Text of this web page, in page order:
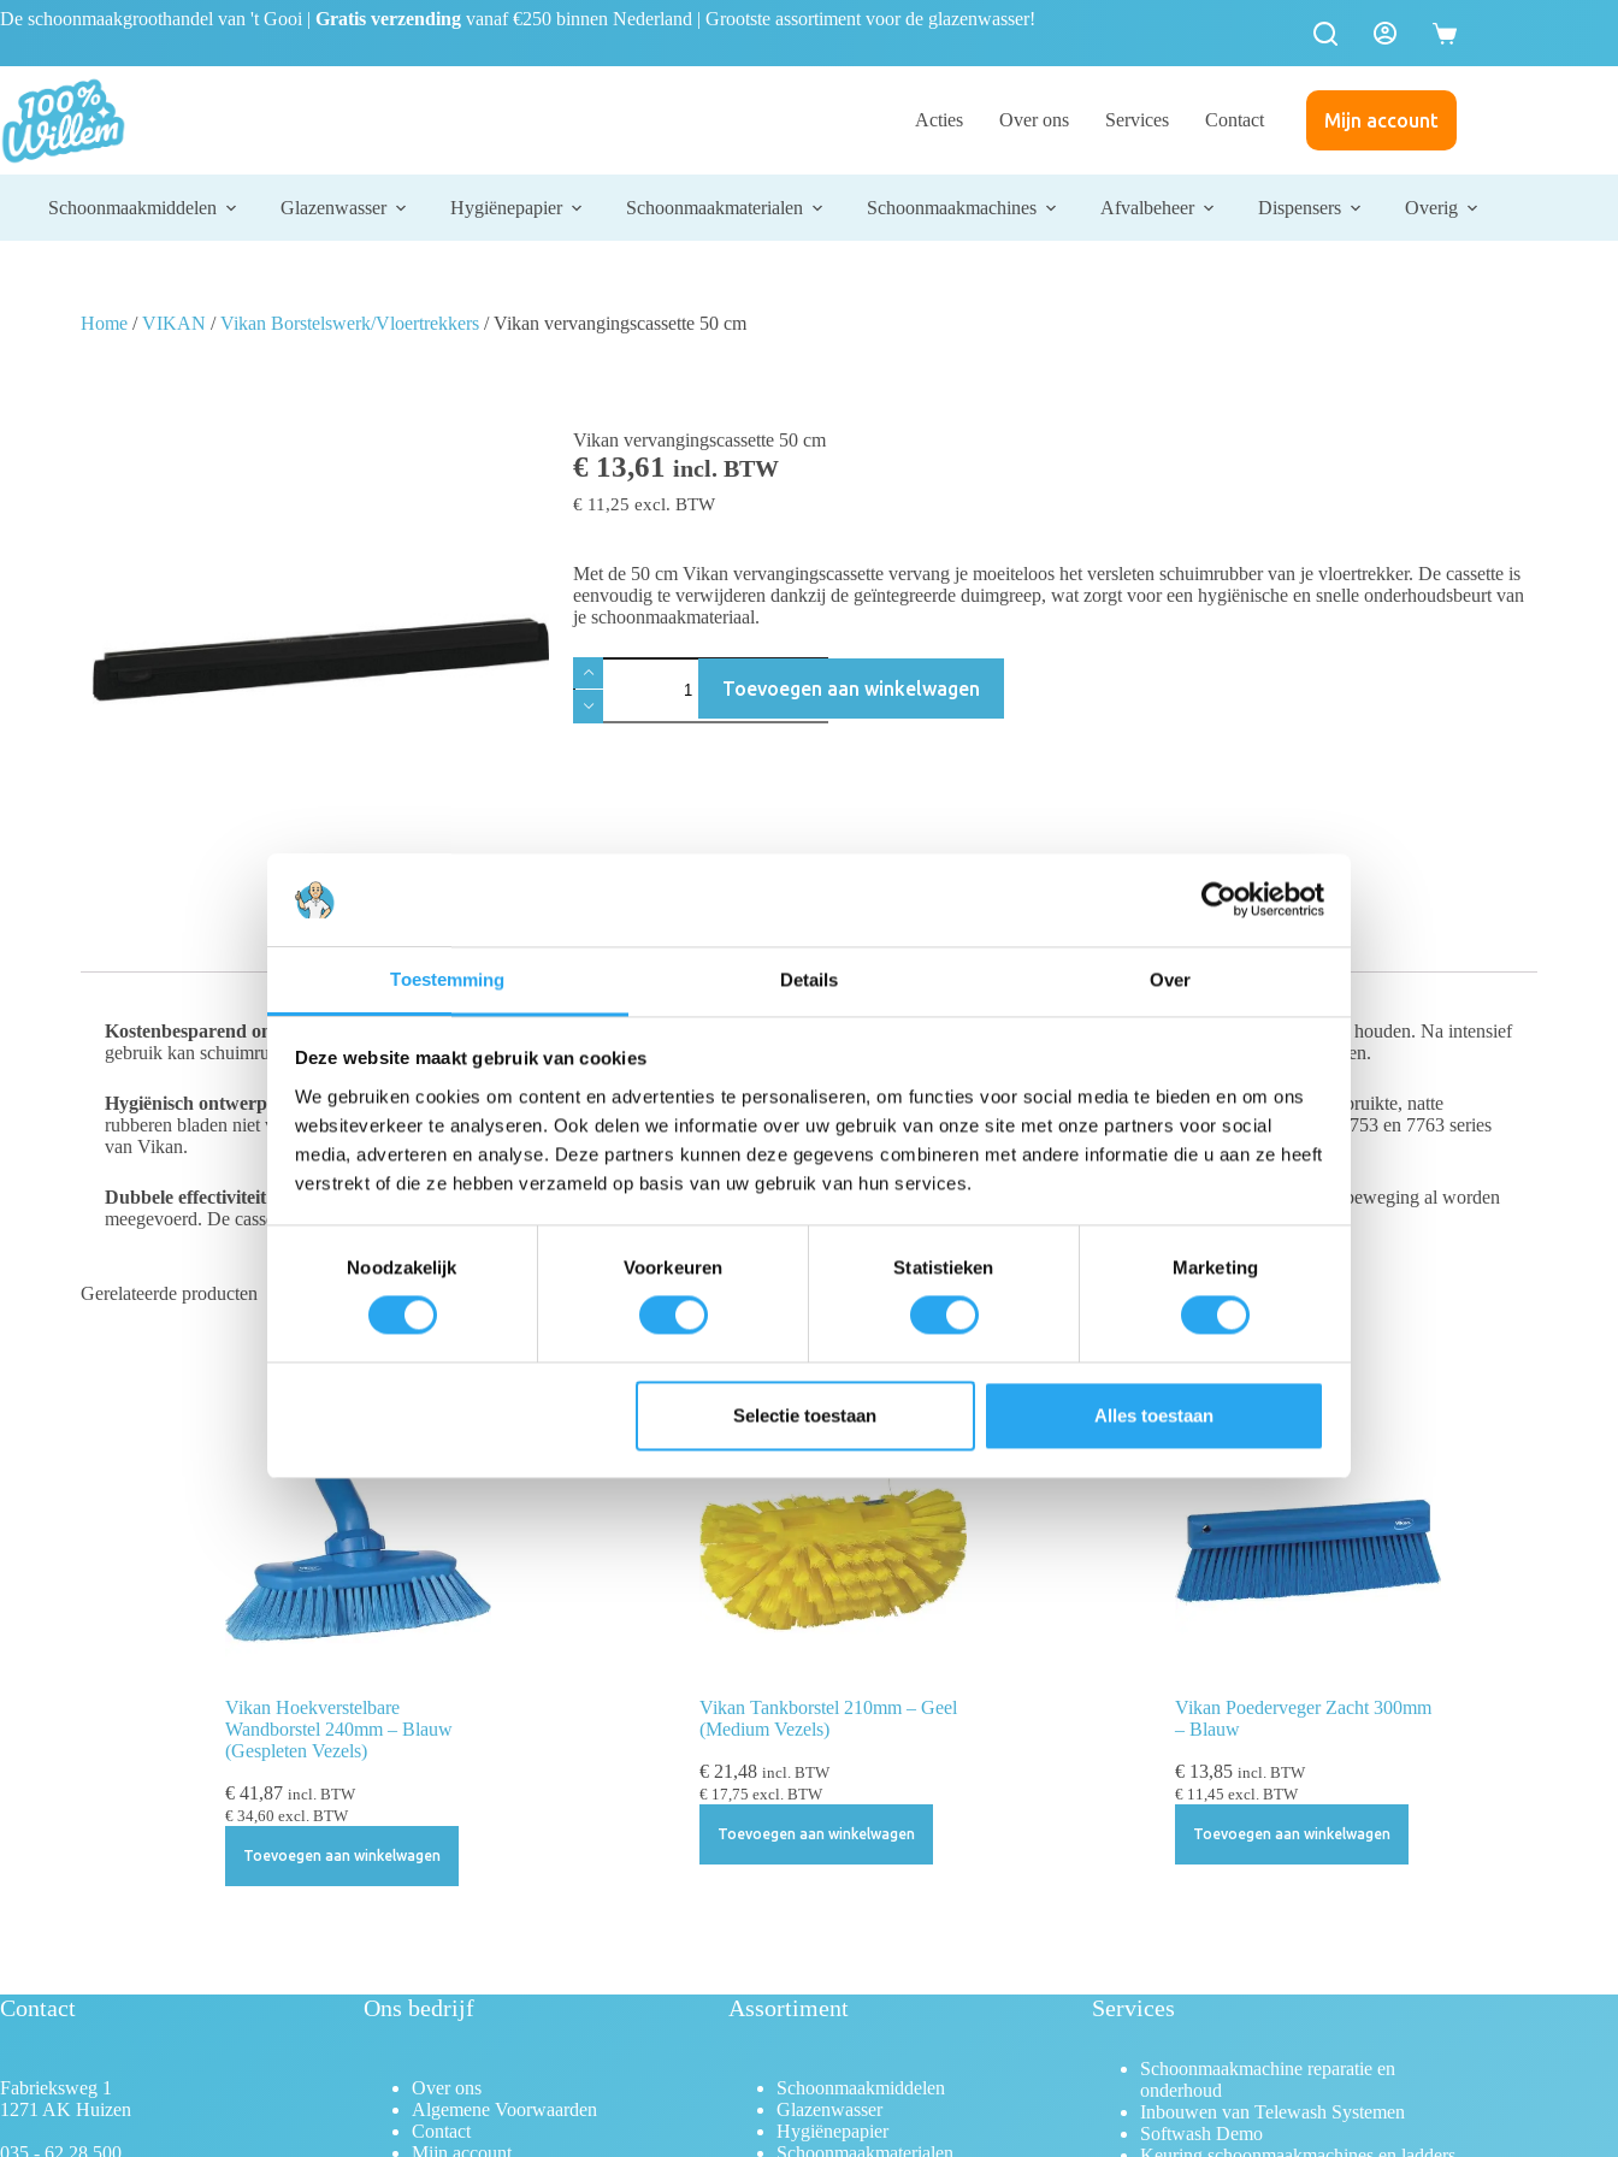
Toestemming Details Over
Deze website maakt gebruik van cookies
We gebruiken cookies om content en advertenties te personaliseren, om functies voor social media te bieden en om ons
websiteverkeer te analyseren. Ook delen we informatie over uw gebruik van onze site met onze partners voor social
media, adverteren en analyse. Deze partners kunnen deze gegevens combineren met andere informatie die u aan ze heeft
verstrekt of die ze hebben verzameld op basis van uw gebruik van hun services.
i
s
e
l
c
t
i
e
Noodzakelijk Voorkeuren Statistieken Marketing
Selectie toestaan Alles toestaan
De schoonmaakgroothandel van 't Gooi | Gratis verzending vanaf €250 binnen Nederland | Grootste assortiment voor de glazenwasser!
Acties Over ons Services Contact Mijn account
Schoonmaakmiddelen Glazenwasser Hygiënepapier Schoonmaakmaterialen Schoonmaakmachines Afvalbeheer Dispensers Overig
Home /VIKAN /Vikan Borstelswerk/Vloertrekkers / Vikan vervangingscassette 50 cm
Vikan vervangingscassette 50 cm
€ 13,61 incl. BTW
€ 11,25 excl. BTW
Met de 50 cm Vikan vervangingscassette vervang je moeiteloos het versleten schuimrubber van je vloertrekker. De cassette is
eenvoudig te verwijderen dankzij de geïntegreerde duimgreep, wat zorgt voor een hygiënische en snelle onderhoudsbeurt van
je schoonmaakmateriaal.
Toevoegen aan winkelwagen
Kostenbesparend onderhoud Voor de middelgrote vloertrekkers van 50 cm is deze vervangingscassette de meest efficiënte manier om de droogprestaties op peil te houden. Na intensief
gebruik kan schuimrubber zijn flexibiliteit verliezen of beschadigen; met dit kliksysteem herstel je de volledige trekkracht van je Vikan vloertrekker in enkele seconden.
Hygiënisch ontwerp met duimgreepDe innovatieve duimgreep op de polypropyleen houder maakt het verwisselen van de cassette zeer eenvoudig.Je hoeft de gebruikte, natte
rubberen bladen niet vast te pakken om de cassette uit de trekker te schuiven.Dit verhoogt de veiligheid en hygiëne op de werkvloer.De cassette past perfect in de 7753 en 7763 series
van Vikan.
Dubbele effectiviteit De cassette bevat twee bladen van hoogwaardig zwart schuimrubber.Deze dubbele werking zorgt ervoor dat water en vuilresten bij de eerste beweging al worden
meegevoerd. De cassette is bestand tegen de meeste gangbare reinigingsmiddelen,
Gerelateerde producten
Vikan Hoekverstelbare
Wandborstel 240mm – Blauw
(Gespleten Vezels)
€ 41,87 incl. BTW
€ 34,60 excl. BTW
Toevoegen aan winkelwagen
Vikan Tankborstel 210mm – Geel
(Medium Vezels)
€ 21,48 incl. BTW
€ 17,75 excl. BTW
Toevoegen aan winkelwagen
Vikan Poederveger Zacht 300mm
– Blauw
€13,85 incl. BTW
€11,45 excl. BTW
Toevoegen aan winkelwagen
Contact
Fabrieksweg 1
1271 AK Huizen
035 - 62 28 500
Ons bedrijf
Over ons
Algemene Voorwaarden
Contact
Mijn account
Assortiment
Schoonmaakmiddelen
Glazenwasser
Hygiënepapier
Schoonmaakmaterialen
Services
Schoonmaakmachine reparatie en
onderhoud
Inbouwen van Telewash Systemen
Softwash Demo